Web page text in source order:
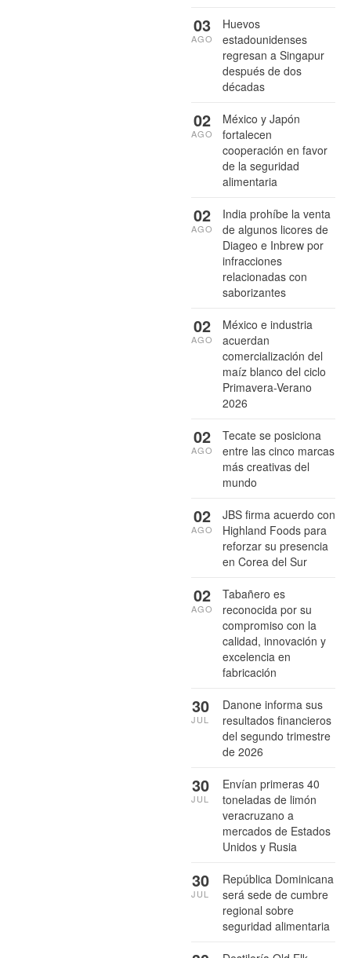
Huevos
estadounidenses
regresan a Singapur
después de dos
décadas
03
AGO
México y Japón
fortalecen
cooperación en favor
de la seguridad
alimentaria
02
AGO
India prohíbe la venta
de algunos licores de
Diageo e Inbrew por
infracciones
relacionadas con
saborizantes
02
AGO
México e industria
acuerdan
comercialización del
maíz blanco del ciclo
Primavera-Verano
2026
02
AGO
Tecate se posiciona
entre las cinco marcas
más creativas del
mundo
02
AGO
JBS firma acuerdo con
Highland Foods para
reforzar su presencia
en Corea del Sur
02
AGO
Tabañero es
reconocida por su
compromiso con la
calidad, innovación y
excelencia en
fabricación
02
AGO
Danone informa sus
resultados financieros
del segundo trimestre
de 2026
30
JUL
Envían primeras 40
toneladas de limón
veracruzano a
mercados de Estados
Unidos y Rusia
30
JUL
República Dominicana
será sede de cumbre
regional sobre
seguridad alimentaria
30
JUL